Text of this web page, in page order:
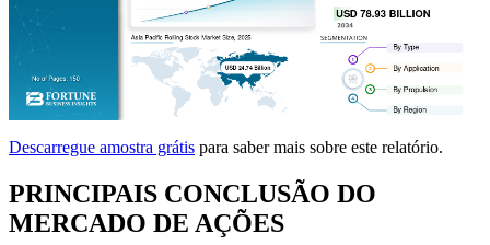
Descarregue amostra grátis para saber mais sobre este relatório.
PRINCIPAIS CONCLUSÃO DO
MERCADO DE AÇÕES